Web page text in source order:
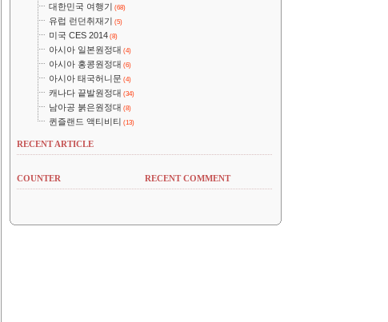
대한민국 여행기 (68)
유럽 런던취재기 (5)
미국 CES 2014 (8)
아시아 일본원정대 (4)
아시아 홍콩원정대 (6)
아시아 태국허니문 (4)
캐나다 끝발원정대 (34)
남아공 붉은원정대 (8)
퀸즐랜드 액티비티 (13)
RECENT ARTICLE
COUNTER RECENT COMMENT